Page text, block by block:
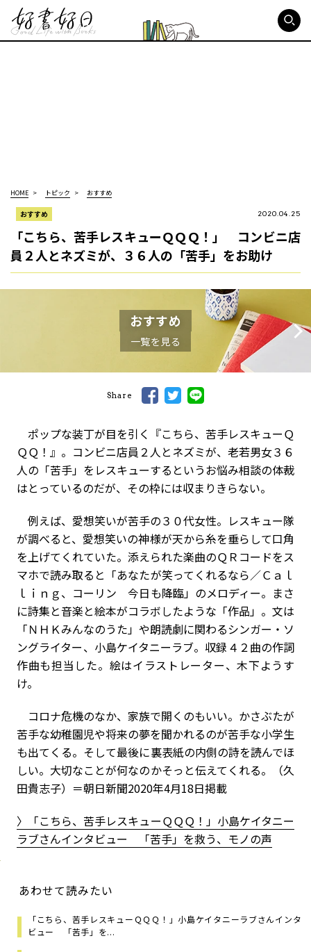
HOME トピック おすすめ
おすすめ 2020.04.25
「こちら、苦手レスキューＱＱＱ！」 コンビニ店
員２人とネズミが、３６人の「苦手」をお助け
おすすめ
一覧を見る
Share
ポップな装丁が目を引く『こちら、苦手レスキューＱ
ＱＱ！』。コンビニ店員２人とネズミが、老若男女３６
人の「苦手」をレスキューするというお悩み相談の体裁
はとっているのだが、その枠には収まりきらない。
例えば、愛想笑いが苦手の３０代女性。レスキュー隊
が調べると、愛想笑いの神様が天から糸を垂らして口角
を上げてくれていた。添えられた楽曲のＱＲコードをス
マホで読み取ると「あなたが笑ってくれるなら／Ｃａｌ
ｌｉｎｇ、コーリン 今日も降臨」のメロディー。まさ
に詩集と音楽と絵本がコラボしたような「作品」。文は
「ＮＨＫみんなのうた」や朗読劇に関わるシンガー・ソ
ングライター、小島ケイタニーラブ。収録４２曲の作詞
作曲も担当した。絵はイラストレーター、木下ようす
け。
コロナ危機のなか、家族で開くのもいい。かさぶたが
苦手な幼稚園児や将来の夢を聞かれるのが苦手な小学生
も出てくる。そして最後に裏表紙の内側の詩を読んでほ
しい。大切なことが何なのかそっと伝えてくれる。（久
田貴志子） ＝朝日新聞2020年4月18日掲載
〉
「こちら、苦手レスキューＱＱＱ！」小島ケイタニー
ラブさんインタビュー 「苦手」を救う、モノの声
あわせて読みたい
「こちら、苦手レスキューＱＱＱ！」小島ケイタニーラブさんインタ
ビュー 「苦手」を...